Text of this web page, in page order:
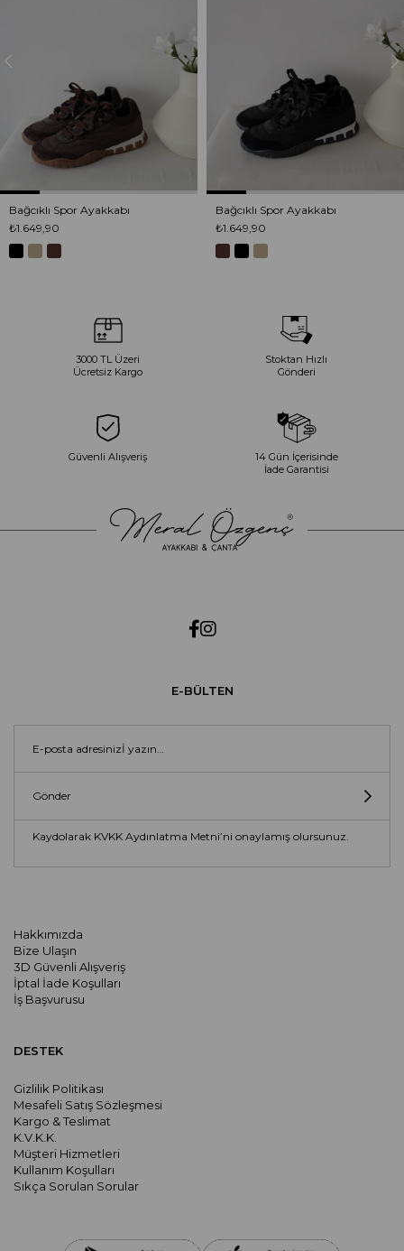
Bağcıklı Spor Ayakkabı
₺1.649,90
Bağcıklı Spor Ayakkabı
₺1.649,90
3000 TL Üzeri
Ücretsiz Kargo
Stoktan Hızlı
Gönderi
Güvenli Alışveriş
14 Gün İçerisinde
İade Garantisi
Hakkımızda
Bize Ulaşın
3D Güvenli Alışveriş
İptal İade Koşulları
İş Başvurusu
E-BÜLTEN
Gönder
Kaydolarak KVKK Aydınlatma Metni’ni onaylamış olursunuz.
DESTEK
Gizlilik Politikası
Mesafeli Satış Sözleşmesi
Kargo & Teslimat
K.V.K.K.
Müşteri Hizmetleri
Kullanım Koşulları
Sıkça Sorulan Sorular